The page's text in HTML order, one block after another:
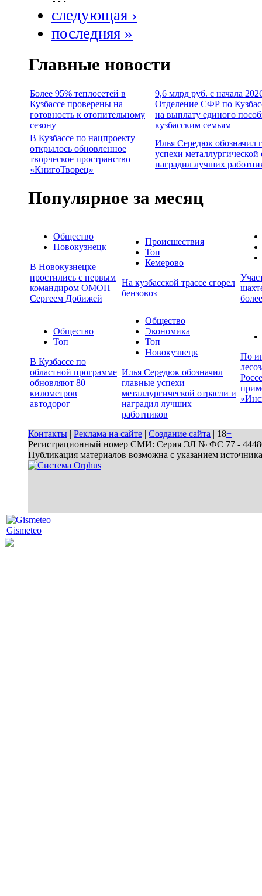
следующая ›
последняя »
Главные новости
Более 95% теплосетей в
Кузбассе проверены на
готовность к отопительному
сезону
9,6 млрд руб. с начала
Отделение СФР по
на выплату единого
кузбасским семьям
В Кузбассе по нацпроекту
открылось обновленное
творческое пространство
«КнигоТворец»
Илья Середюк обозначил
успехи металлургической
наградил лучших
Популярное за месяц
Общество
Новокузнецк
В Новокузнецке
простились с первым
командиром ОМОН
Сергеем Добижей
Происшествия
Топ
Кемерово
На кузбасской трассе сгорел
бензовоз
Общество
Топ
В Кузбассе по
областной программе
обновляют 80
километров
автодорог
Общество
Экономика
Топ
Новокузнецк
Илья Середюк обозначил
главные успехи
металлургической отрасли и
наградил лучших
работников
По
Контакты | Реклама на сайте | Создание сайта | 18+
Регистрационный номер СМИ: Серия ЭЛ № ФС 77 - 44486
Публикация материалов возможна с указанием
Gismeteo